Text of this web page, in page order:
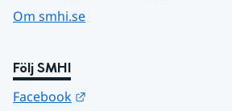
Om smhi.se
Följ SMHI
Facebook